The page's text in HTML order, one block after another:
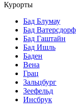
Курорты
Бад Блумау
Бад Ватерсдорф
Бад Гаштайн
Бад Ишль
Баден
Вена
Грац
Зальцбург
Зеефельд
Инсбрук